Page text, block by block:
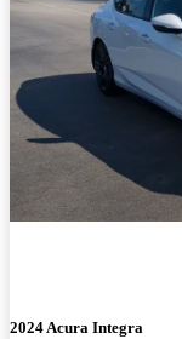
2024 Acura Integra